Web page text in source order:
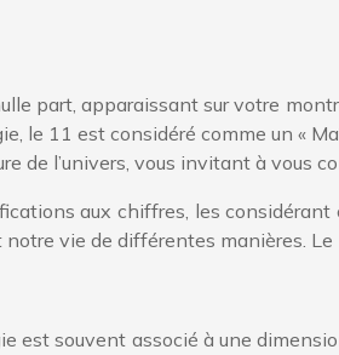
part, apparaissant sur votre
le 11 est considéré comme un «
de l’univers, vous invitant à
aux chiffres, les
vie de différentes manières.
souvent associé à une